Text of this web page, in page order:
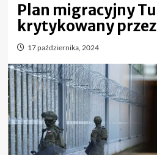
Plan migracyjny
krytykowany
17 października, 2024